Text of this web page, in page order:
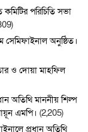
কমিটির পরিচিতি সভা
সেমিফাইনাল অনুষ্ঠিত।
ও দোয়া মাহফিল
অতিথি মাননীয় শিল্প
এমপি। (2,205)
প্রধান অতিথি